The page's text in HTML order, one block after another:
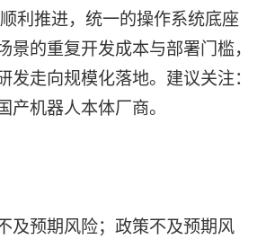
利推进，统一的操作系统底座
景的重复开发成本与部署门槛，
发走向规模化落地。建议关注：
产机器人本体厂商。
及预期风险；政策不及预期风